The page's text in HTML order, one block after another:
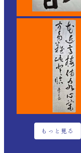
もっと見る